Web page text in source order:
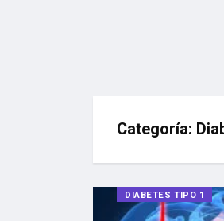
Categoría:
DIABETES TIPO 1